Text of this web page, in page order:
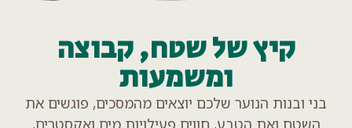
קיץ של שטח, קבוצה
ומשמעות
ובנות הנוער שלכם יוצאים מהמסכים, פוגשים את